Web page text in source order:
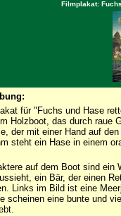
Filmplakat:
für "Fuchs und Hase
Holzboot, das durch raue
der mit einer Hand auf
steht ein Hase in einem
auf dem Boot sind ein
ein Bär, der einen
Links im Bild ist eine
scheinen eine bunte und